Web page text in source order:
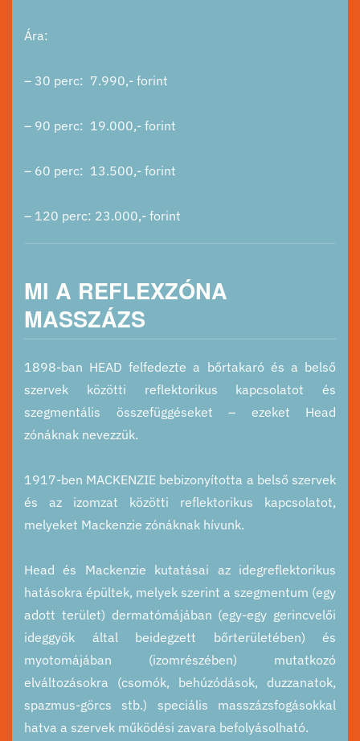
Ára:
– 30 perc: 7.990,- forint
– 90 perc: 19.000,- forint
– 60 perc: 13.500,- forint
– 120 perc: 23.000,- forint
MI A REFLEXZÓNA
MASSZÁZS
1898-ban HEAD felfedezte a bőrtakaró és a belső
szervek közötti reflektorikus kapcsolatot és
szegmentális összefüggéseket – ezeket Head
zónáknak nevezzük.
1917-ben MACKENZIE bebizonyította a belső szervek
és az izomzat közötti reflektorikus kapcsolatot,
melyeket Mackenzie zónáknak hívunk.
Head és Mackenzie kutatásai az idegreflektorikus
hatásokra épültek, melyek szerint a szegmentum (egy
adott terület) dermatómájában (egy-egy gerincvelői
ideggyök által beidegzett bőrterületében) és
myotomájában (izomrészében) mutatkozó
elváltozásokra (csomók, behúzódások, duzzanatok,
spazmus-görcs stb.) speciális masszázsfogásokkal
hatva a szervek működési zavara befolyásolható.